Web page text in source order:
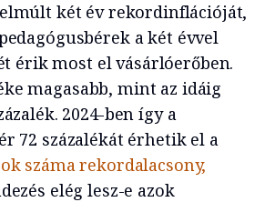
két év rekordinflációját,
a két évvel
érik most el vásárlóerőben.
magasabb, mint az idáig
2024-ben így a
72 százalékát érhetik el a
száma rekordalacsony,
elég lesz-e azok